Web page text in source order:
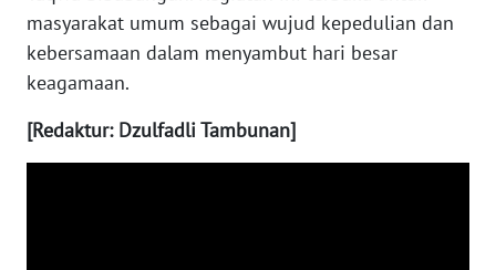
masyarakat umum sebagai wujud kepedulian dan
kebersamaan dalam menyambut hari besar
keagamaan.
[Redaktur: Dzulfadli Tambunan]
MALUKU
WN
WN